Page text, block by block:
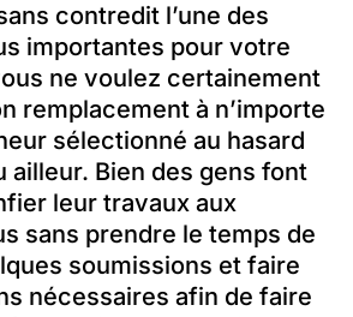
contredit l’une des
importantes pour votre
ne voulez certainement
remplacement à n’importe
sélectionné au hasard
ailleur. Bien des gens font
leur travaux aux
sans prendre le temps de
soumissions et faire
nécessaires afin de faire